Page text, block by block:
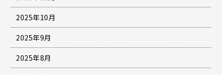
2025年10月
2025年9月
2025年8月